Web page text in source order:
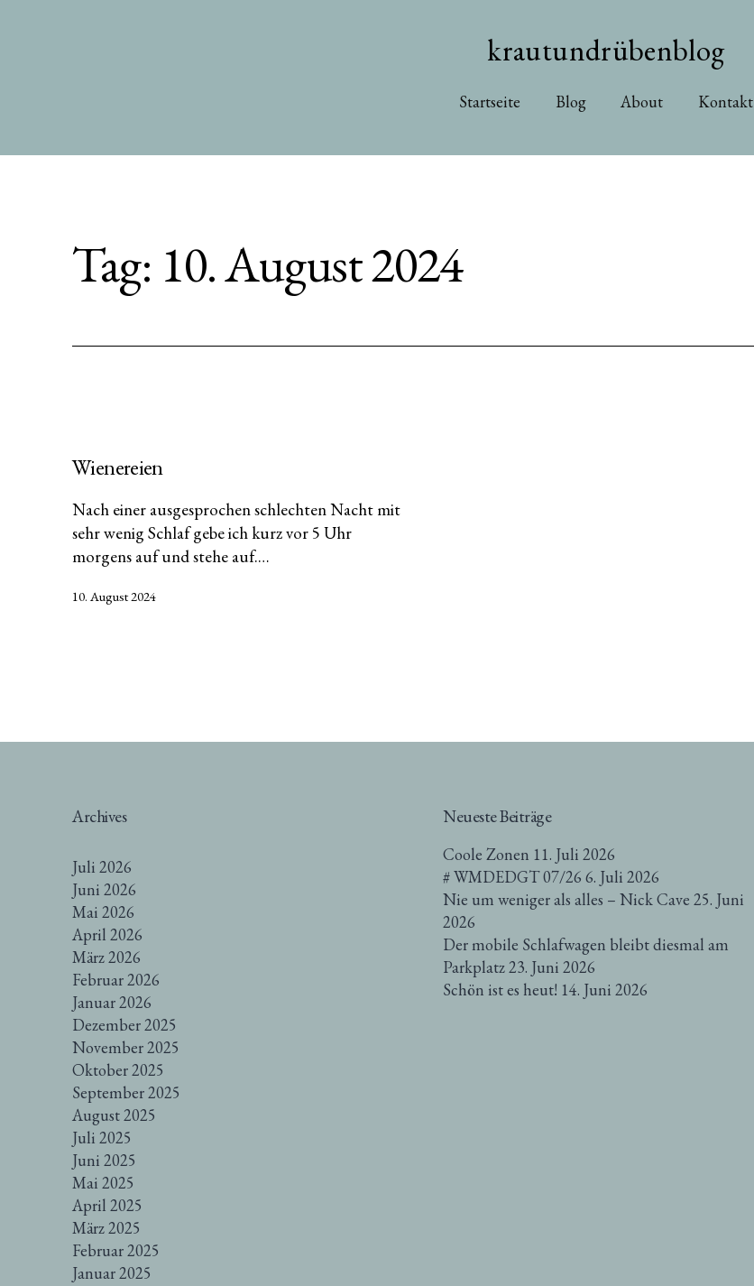
krautundrübenblog
Startseite Blog About Kontakt
Tag: 10. August 2024
Wienereien
Nach einer ausgesprochen schlechten Nacht mit
sehr wenig Schlaf gebe ich kurz vor 5 Uhr
morgens auf und stehe auf.…
Veröffentlicht
10. August 2024
Archives
Juli 2026
Juni 2026
Mai 2026
April 2026
März 2026
Februar 2026
Januar 2026
Dezember 2025
November 2025
Oktober 2025
September 2025
August 2025
Juli 2025
Juni 2025
Mai 2025
April 2025
März 2025
Februar 2025
Januar 2025
Neueste Beiträge
Coole Zonen 11. Juli 2026
# WMDEDGT 07/26 6. Juli 2026
Nie um weniger als alles – Nick Cave 25. Juni
2026
Der mobile Schlafwagen bleibt diesmal am
Parkplatz23. Juni 2026
Schön ist es heut! 14. Juni 2026